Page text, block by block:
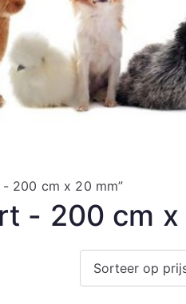
200 cm x 20 mm”
- 200 cm x